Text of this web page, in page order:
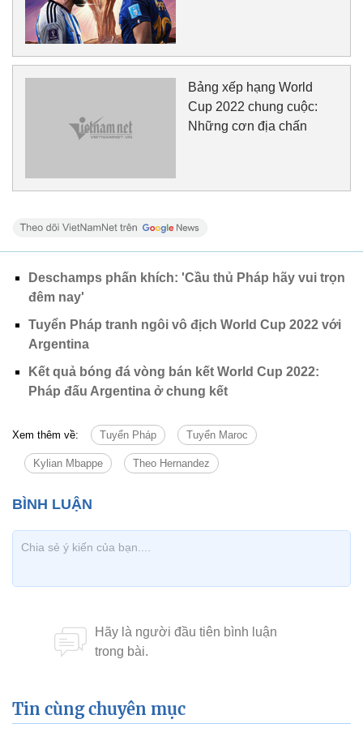
Bảng xếp hạng World
Cup 2022 chung cuộc:
Những cơn địa chấn
Deschamps phấn khích: 'Cầu thủ Pháp hãy vui trọn
đêm nay'
Tuyển Pháp tranh ngôi vô địch World Cup 2022 với
Argentina
Kết quả bóng đá vòng bán kết World Cup 2022:
Pháp đấu Argentina ở chung kết
Xem thêm về: Tuyển Pháp Tuyển Maroc
Kylian Mbappe Theo Hernandez
Tin cùng chuyên mục